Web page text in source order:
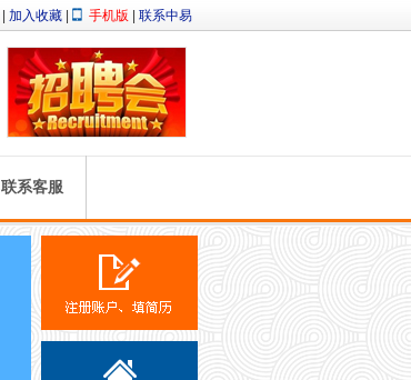
加入收藏 手机版 联系中易
联系客服